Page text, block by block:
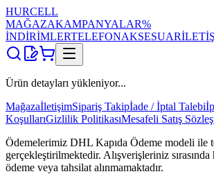
HURCELL
MAĞAZAKAMPANYALAR%
İNDİRİMLERTELEFONAKSESUAR
Ürün detayları yükleniyor...
MağazaİletişimSipariş Takipİade / İptal Talebi
KoşullarıGizlilik PolitikasıMesafeli Satış
Ödemelerimiz DHL Kapıda Ödeme modeli ile
gerçekleştirilmektedir. Alışverişleriniz
ödeme veya tahsilat alınmamaktadır.